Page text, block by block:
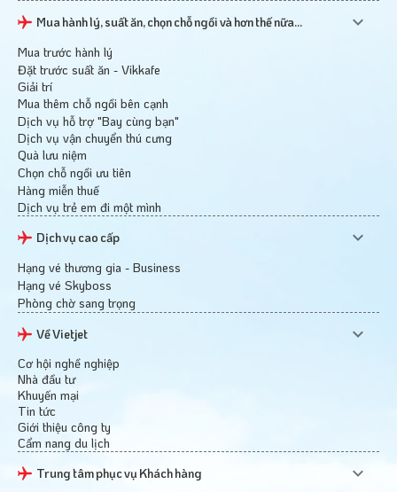
Mua hành lý, suất ăn, chọn chỗ ngồi và hơn thế nữa...
Mua trước hành lý
Đặt trước suất ăn - Vikkafe
Giải trí
Mua thêm chỗ ngồi bên cạnh
Dịch vụ hỗ trợ "Bay cùng bạn"
Dịch vụ vận chuyển thú cưng
Quà lưu niệm
Chọn chỗ ngồi ưu tiên
Hàng miễn thuế
Dịch vụ trẻ em đi một mình
Dịch vụ cao cấp
Hạng vé thương gia - Business
Hạng vé Skyboss
Phòng chờ sang trọng
Về Vietjet
Cơ hội nghề nghiệp
Nhà đầu tư
Khuyến mại
Tin tức
Giới thiệu công ty
Cẩm nang du lịch
Trung tâm phục vụ Khách hàng